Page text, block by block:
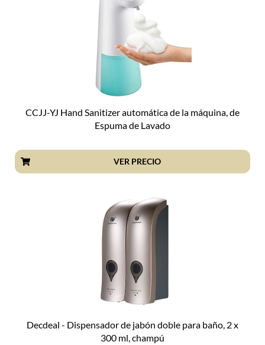
CCJJ-YJ Hand Sanitizer automática de la máquina, de
Espuma de Lavado
VER PRECIO
Decdeal - Dispensador de jabón doble para baño, 2 x
300 ml, champú